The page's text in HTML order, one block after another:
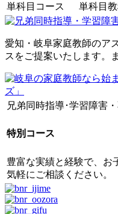
単科目コース
単科目
愛知・岐阜家庭教師のア
スをご提案いたします。
兄弟同時指導･学習障害
特別コース
豊富な実績と経験で、お
気軽にご相談ください。